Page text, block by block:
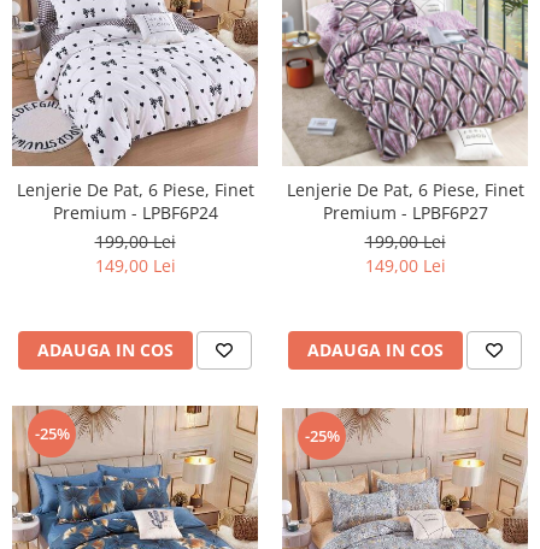
Lenjerie De Pat, 6 Piese, Finet
Premium - LPBF6P24
199,00 Lei
149,00 Lei
ADAUGA IN COS
Lenjerie De Pat, 6 Piese, Finet
Premium - LPBF6P27
199,00 Lei
149,00 Lei
ADAUGA IN COS
-25% -25%